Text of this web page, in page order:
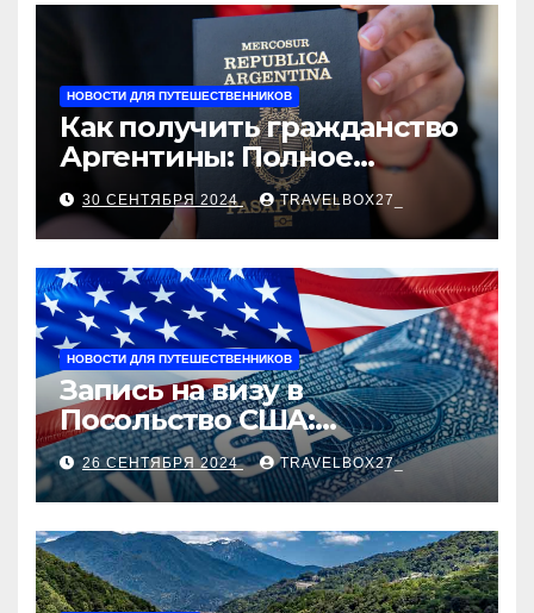
рыночные ориентиры
НОВОСТИ ДЛЯ ПУТЕШЕСТВЕННИКОВ
Как получить гражданство
Аргентины: Полное
руководство
30 СЕНТЯБРЯ 2024 TRAVELBOX27_
НОВОСТИ ДЛЯ ПУТЕШЕСТВЕННИКОВ
Запись на визу в
Посольство США:
Пошаговое руководство
26 СЕНТЯБРЯ 2024 TRAVELBOX27_